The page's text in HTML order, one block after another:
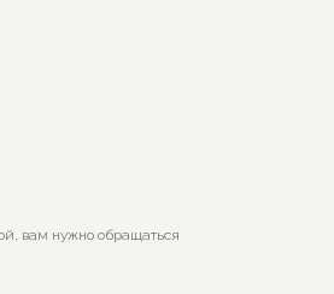
вам нужно обращаться